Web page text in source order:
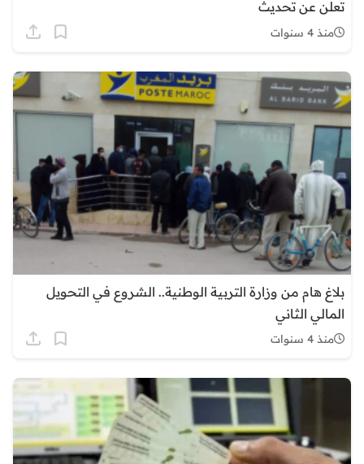
تعلن عن تحديث
منذ 4 سنوات
بلاغ هام من وزارة التربية الوطنية.. الشروع في التحويل
المالي الثاني
منذ 4 سنوات